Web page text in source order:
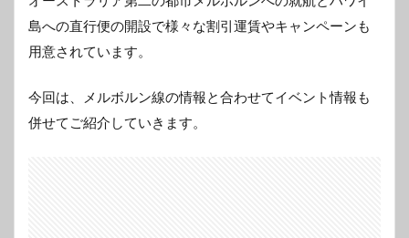
島への直行便の開設で様々な割引運賃やキャンペーンも
用意されています。
今回は、メルボルン線の情報と合わせてイベント情報も
併せてご紹介していきます。